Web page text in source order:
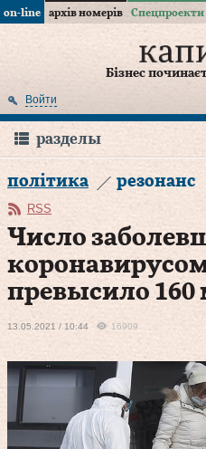
on-line архів номерів Спецпроекти
Бізнес
Войти
разделы
політика резонанс
RSS
Число
превысило 160
13.05.2021 / 10:44 16909